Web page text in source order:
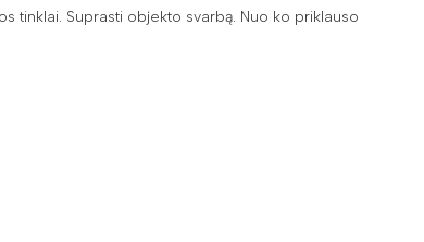
tinklai. Suprasti objekto svarbą. Nuo ko priklauso